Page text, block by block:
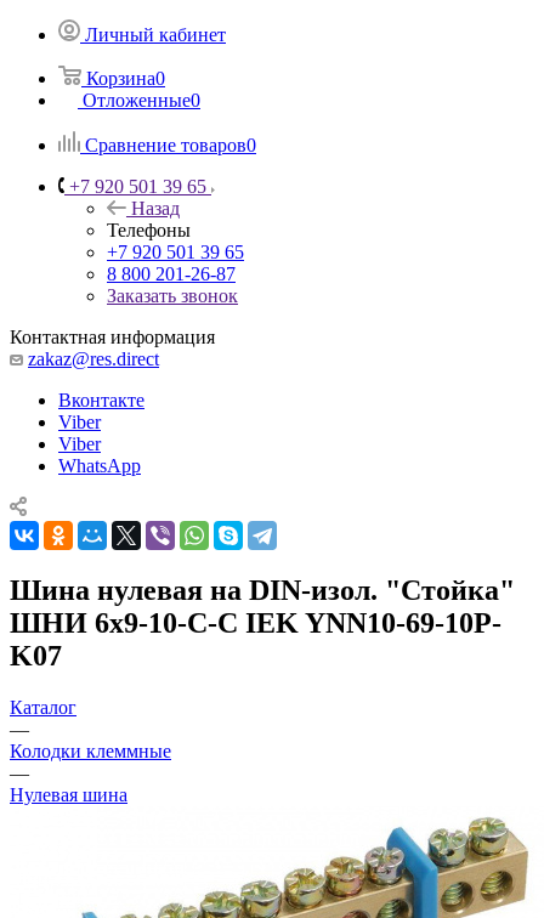
Личный кабинет
Корзина0
Отложенные0
Сравнение товаров0
+7 920 501 39 65
Назад
Телефоны
+7 920 501 39 65
8 800 201-26-87
Заказать звонок
Контактная информация
zakaz@res.direct
Вконтакте
Viber
Viber
WhatsApp
Шина нулевая на DIN-изол. "Стойка"
ШНИ 6х9-10-С-С IEK YNN10-69-10P-
K07
Каталог
—
Колодки клеммные
—
Нулевая шина